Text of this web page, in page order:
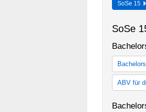
SoSe 15
SoSe
ABV für
ABV für